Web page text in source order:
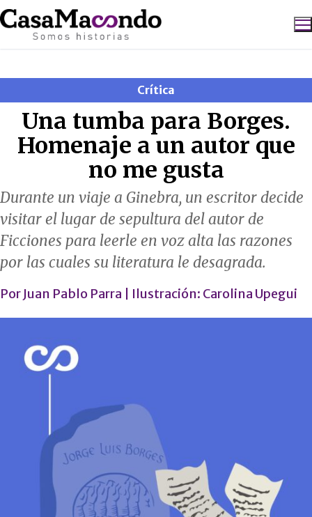
Ir
al
contenido
Buscar:
Crítica
Una tumba para Borges.
Homenaje a un autor que
no me gusta
Durante un viaje a Ginebra, un escritor decide
visitar el lugar de sepultura del autor de
Ficciones para leerle en voz alta las razones
por las cuales su literatura le desagrada.
PorJuan Pablo Parra | Ilustración: Carolina Upegui